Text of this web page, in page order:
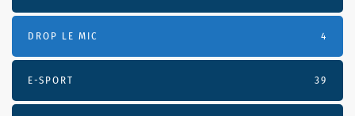
DROP LE MIC 4
E-SPORT 39